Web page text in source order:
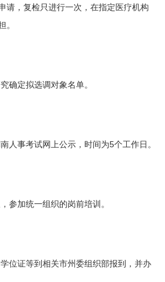
请，复检只进行一次，在指定医疗机构
。
确定拟选调对象名单。
人事考试网上公示，时间为5个工作日。
参加统一组织的岗前培训。
位证等到相关市州委组织部报到，并办